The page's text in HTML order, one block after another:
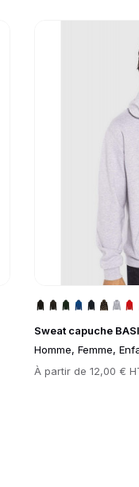
Sweat capuche
Homme, Femme,
Prix
À partir de12,00 €
Go to product